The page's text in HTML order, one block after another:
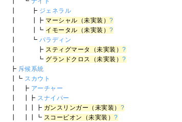
┃ ┣ ジェネラル
┃ ┃┣ マーシャル（未実装）?
┃ ┃┗ イモータル（未実装）?
┃ ┗ パラディン
┃ ┣ スティグマータ（未実装）?
┃ ┗ グランドクロス（未実装）?
┣ 斥候系統
┃┗ スカウト
┃ ┣ アーチャー
┃ ┃┣ スナイパー
┃ ┃┃┣ ガンスリンガー（未実装） ?
┃ ┃┃┗ スコーピオン（未実装）?